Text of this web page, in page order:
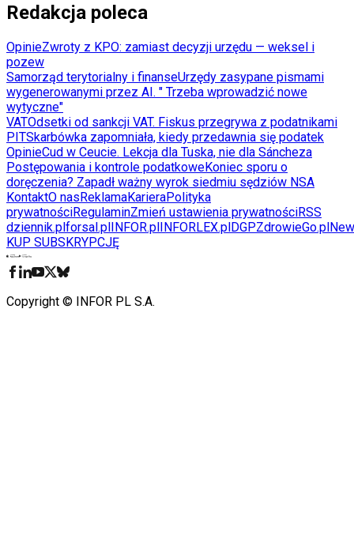
Redakcja poleca
OpinieZwroty z KPO: zamiast decyzji urzędu — weksel i
pozew
Samorząd terytorialny i finanseUrzędy zasypane pismami
wygenerowanymi przez AI. " Trzeba wprowadzić nowe
wytyczne"
VATOdsetki od sankcji VAT. Fiskus przegrywa z podatnikami
PITSkarbówka zapomniała, kiedy przedawnia się podatek
OpinieCud w Ceucie. Lekcja dla Tuska, nie dla Sáncheza
Postępowania i kontrole podatkoweKoniec sporu o
doręczenia? Zapadł ważny wyrok siedmiu sędziów NSA
KontaktO nasReklamaKarieraPolityka
prywatnościRegulaminZmień ustawienia prywatnościRSS
dziennik.plforsal.plINFOR.plINFORLEX.plDGPZdrowieGo.pl
KUP SUBSKRYPCJĘ
Copyright © INFOR PL S.A.